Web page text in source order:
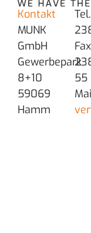
Kontakt
MUNK
GmbH
Gewerbepark
8+10
59069
Hamm
55